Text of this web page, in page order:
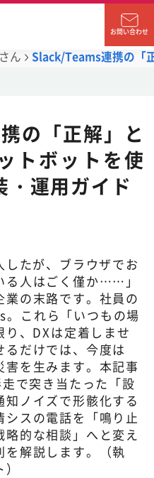
お問い合わせ
ん Slack/Teams連携の「
の「正解」と
トボットを使
・運用ガイド
したが、ブラウザでお
る人はごく僅か……」
の末路です。社員の
これら「いつもの場
、DXは定着しませ
だけでは、今度は
害を生みます。本記事
で突き当たった「設
ノイズで形骸化する
スの電話を「鳴り止
的な相談」へと変え
を解説します。（執